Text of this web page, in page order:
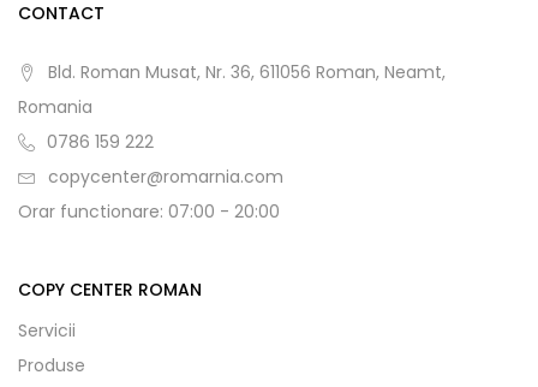
CONTACT
Bld. Roman Musat, Nr. 36, 611056 Roman, Neamt,
Romania
0786 159 222
copycenter@romarnia.com
Orar functionare: 07:00 - 20:00
COPY CENTER ROMAN
Servicii
Produse